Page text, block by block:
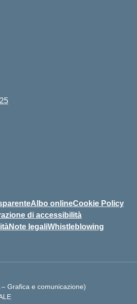
Albo onlineCookie Policy
di accessibilità
Note legaliWhistleblowing
– Grafica e comunicazione)